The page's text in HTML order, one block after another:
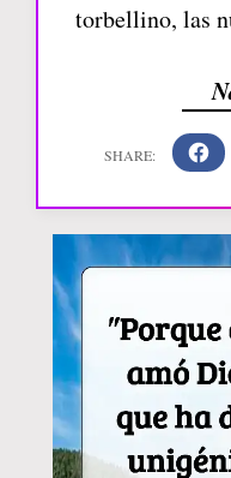
torbellino, las